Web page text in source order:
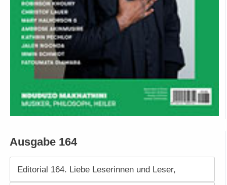
Ausgabe 164
Editorial 164. Liebe Leserinnen und Leser,